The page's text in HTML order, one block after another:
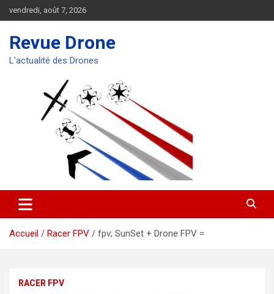
au
vendredi, août 7, 2026
Revue Drone
L'actualité des Drones
Accueil Racer FPV fpv; SunSet + Drone FPV =
RACER FPV